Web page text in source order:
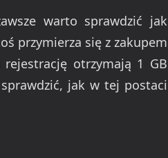
warto sprawdzić jak
przymierza się z zakupem
otrzymają 1 GB
jak w tej postaci